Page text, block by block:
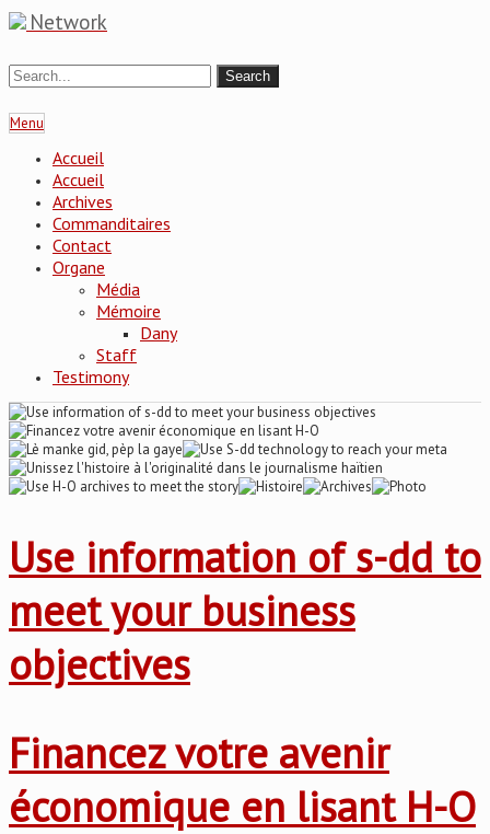
Network
Menu
Accueil
Accueil
Archives
Commanditaires
Contact
Organe
Média
Mémoire
Dany
Staff
Testimony
Use information of s-dd to
meet your business
objectives
Financez votre avenir
économique en lisant H-O